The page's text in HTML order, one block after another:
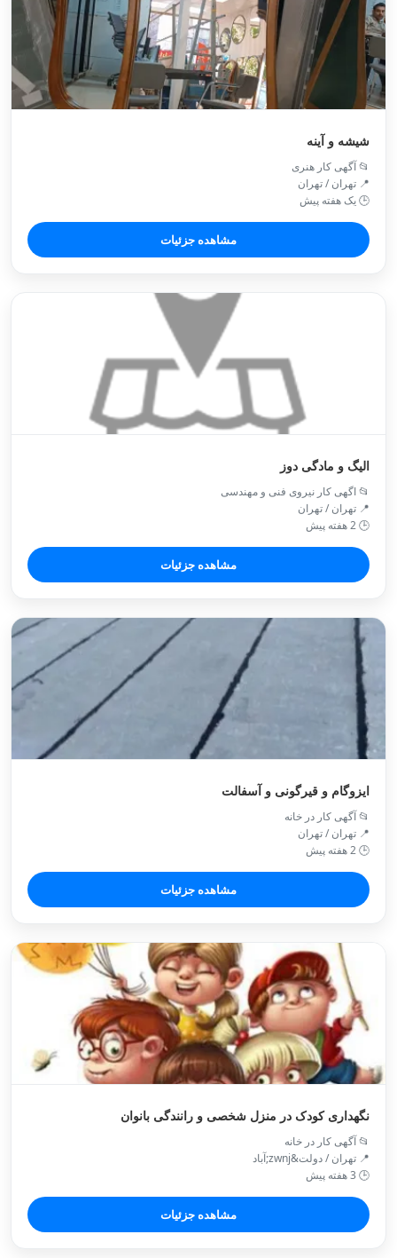
شیشه و آینه
📂 آگهی کار هنری
📍 تهران / تهران
🕒 یک هفته پیش
مشاهده جزئیات
الیگ و مادگی دوز
📂 اگهی کار نیروی فنی و مهندسی
📍 تهران / تهران
🕒 2 هفته پیش
مشاهده جزئیات
ایزوگام و قیرگونی و آسفالت
📂 آگهی کار در خانه
📍 تهران / تهران
🕒 2 هفته پیش
مشاهده جزئیات
نگهداری کودک در منزل شخصی و رانندگی بانوان
📂 آگهی کار در خانه
📍 تهران / دولت&zwnj;آباد
🕒 3 هفته پیش
مشاهده جزئیات